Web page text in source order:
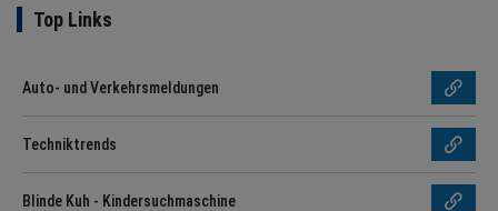
Top Links
Auto- und Verkehrsmeldungen
Techniktrends
Blinde Kuh - Kindersuchmaschine